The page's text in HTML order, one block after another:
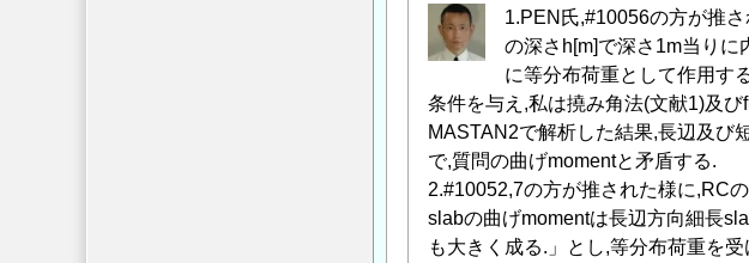
1.PEN氏,#10056の方が推
の深さh[m]で深さ1m当りに
に等分布荷重として作用す
条件を与え,私は撓み角法(文献1)及び
MASTAN2で解析した結果,長辺及び
で,質問の曲げmomentと矛盾する.
2.#10052,7の方が推された様に,RC
slabの曲げmomentは長辺方向細長
も大きく成る.」とし,等分布荷重を